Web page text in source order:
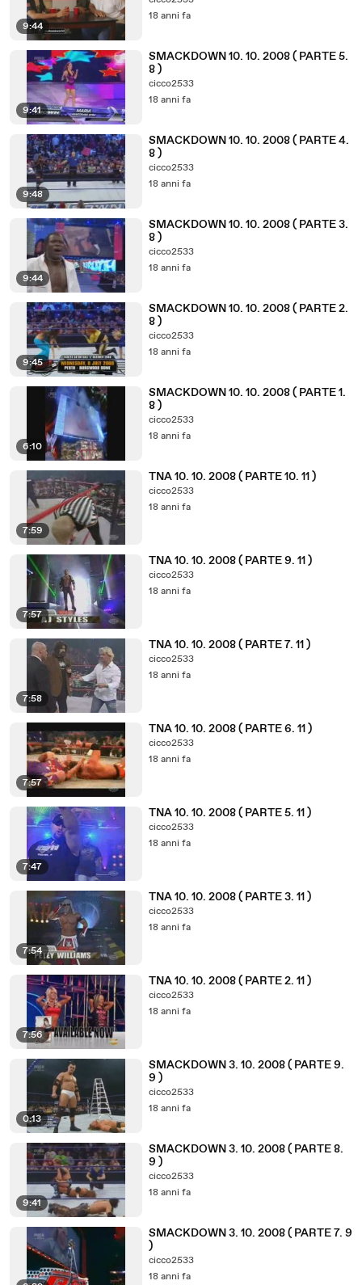
9:44
18 anni fa
9:41
SMACKDOWN 10. 10. 2008 ( PARTE 5.
8 )
cicco2533
18 anni fa
9:48
SMACKDOWN 10. 10. 2008 ( PARTE 4.
8 )
cicco2533
18 anni fa
9:44
SMACKDOWN 10. 10. 2008 ( PARTE 3.
8 )
cicco2533
18 anni fa
9:45
SMACKDOWN 10. 10. 2008 ( PARTE 2.
8 )
cicco2533
18 anni fa
6:10
SMACKDOWN 10. 10. 2008 ( PARTE 1.
8 )
cicco2533
18 anni fa
7:59
TNA 10. 10. 2008 ( PARTE 10. 11 )
cicco2533
18 anni fa
7:57
TNA 10. 10. 2008 ( PARTE 9. 11 )
cicco2533
18 anni fa
7:58
TNA 10. 10. 2008 ( PARTE 7. 11 )
cicco2533
18 anni fa
7:57
TNA 10. 10. 2008 ( PARTE 6. 11 )
cicco2533
18 anni fa
7:47
TNA 10. 10. 2008 ( PARTE 5. 11 )
cicco2533
18 anni fa
7:54
TNA 10. 10. 2008 ( PARTE 3. 11 )
cicco2533
18 anni fa
7:56
TNA 10. 10. 2008 ( PARTE 2. 11 )
cicco2533
18 anni fa
0:13
SMACKDOWN 3. 10. 2008 ( PARTE 9.
9 )
cicco2533
18 anni fa
9:41
SMACKDOWN 3. 10. 2008 ( PARTE 8.
9 )
cicco2533
18 anni fa
SMACKDOWN 3. 10. 2008 ( PARTE 7. 9
)
cicco2533
18 anni fa